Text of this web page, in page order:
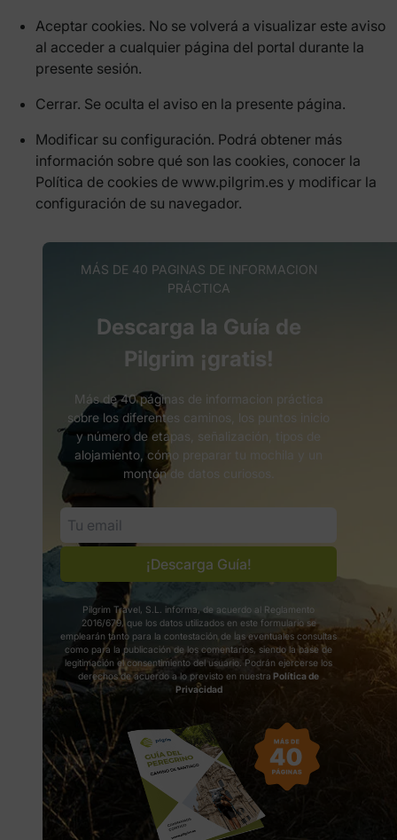
Aceptar cookies. No se volverá a visualizar este aviso
al acceder a cualquier página del portal durante la
presente sesión.
Cerrar. Se oculta el aviso en la presente página.
Modificar su configuración. Podrá obtener más
información sobre qué son las cookies, conocer la
Política de cookies de www.pilgrim.es y modificar la
configuración de su navegador.
MÁS DE 40 PAGINAS DE INFORMACION
PRÁCTICA
Descarga la Guía de
Pilgrim ¡gratis!
Más de 40 páginas de informacion práctica
sobre los diferentes caminos, los puntos inicio
y número de etapas, señalización, tipos de
alojamiento, cómo preparar tu mochila y un
montón de datos curiosos.
¡Descarga Guía!
Pilgrim Travel, S.L. informa, de acuerdo al Reglamento
2016/679, que los datos utilizados en este formulario se
emplearán tanto para la contestación de las eventuales consultas
como para la publicación de los comentarios, siendo la base de
legitimación el consentimiento del usuario. Podrán ejercerse los
derechos de acuerdo a lo previsto en nuestra Política de
Privacidad